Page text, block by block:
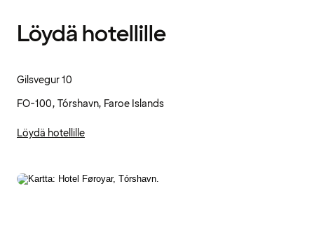
Löydä hotellille
Gilsvegur 10
FO-100, Tórshavn, Faroe Islands
Löydä hotellille